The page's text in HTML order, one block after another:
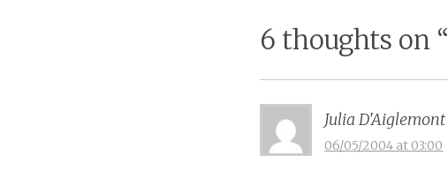
navigation
6 thoughts on “
Julia D'Aiglemont
06/05/2004 at 03:00